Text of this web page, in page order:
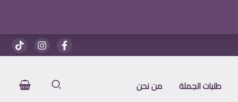
طلبات الجملة من نحن